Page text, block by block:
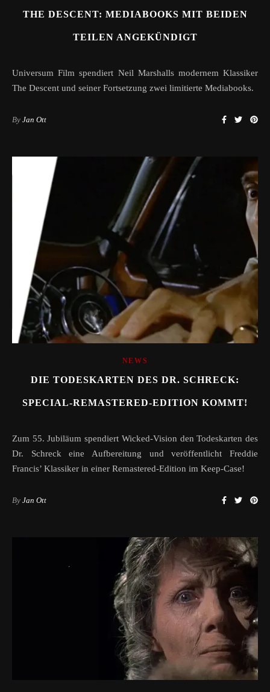
THE DESCENT: MEDIABOOKS MIT BEIDEN
TEILEN ANGEKÜNDIGT
Universum Film spendiert Neil Marshalls modernem Klassiker
The Descent und seiner Fortsetzung zwei limitierte Mediabooks.
By Jan Ott
NEWS
DIE TODESKARTEN DES DR. SCHRECK:
SPECIAL-REMASTERED-EDITION KOMMT!
Zum 55. Jubiläum spendiert Wicked-Vision den Todeskarten des
Dr. Schreck eine Aufbereitung und veröffentlicht Freddie
Francis’ Klassiker in einer Remastered-Edition im Keep-Case!
By Jan Ott